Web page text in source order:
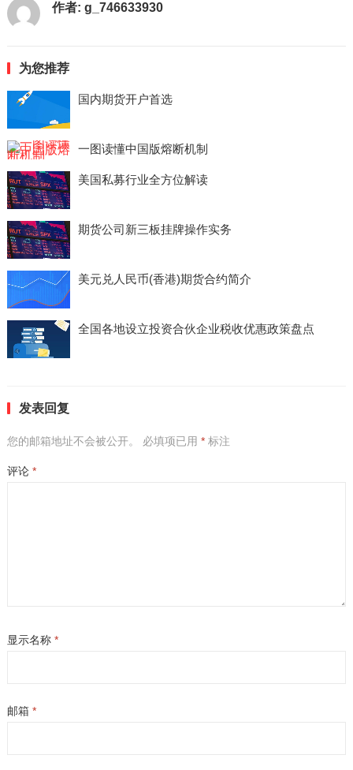
作者: g_746633930
为您推荐
国内期货开户首选
一图读懂中国版熔断机制
美国私募行业全方位解读
期货公司新三板挂牌操作实务
美元兑人民币(香港)期货合约简介
全国各地设立投资合伙企业税收优惠政策盘点
发表回复
您的邮箱地址不会被公开。 必填项已用 *标注
评论 *
显示名称 *
邮箱 *